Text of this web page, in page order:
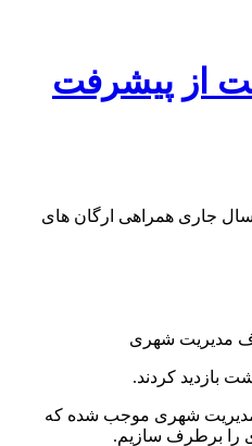
از پیشرفت
از تقاطع های غیرهمسطح رشت در سال جاری همراهی ارگان های
اسلامی و مدیریت شهری موجب شده که
را برطرف سازیم.